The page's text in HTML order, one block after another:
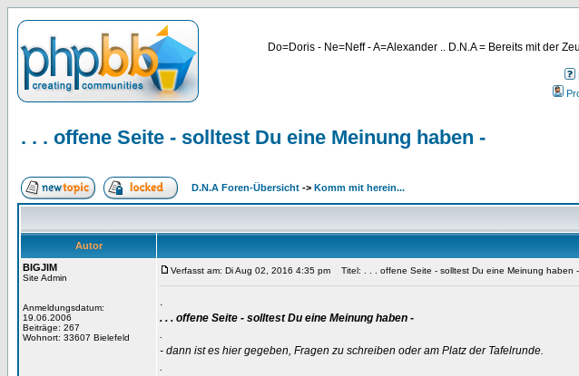
Do=Doris - Ne=Neff - A=Alexander .. D.N.A = Bereits mit der
. . . offene Seite - solltest Du eine Meinung haben -
D.N.A Foren-Übersicht -> Komm mit herein...
Autor
BIGJIM
Site Admin
Anmeldungsdatum:
19.06.2006
Beiträge: 267
Wohnort: 33607 Bielefeld
Verfasst am: Di Aug 02, 2016 4:35 pm Titel: . . . offene Seite - solltest Du eine Meinung haben -
.
. . . offene Seite - solltest Du eine Meinung haben -
.
- dann ist es hier gegeben, Fragen zu schreiben oder am Platz der Tafelrunde.
.